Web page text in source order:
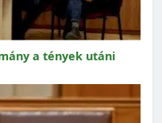
a tények utáni